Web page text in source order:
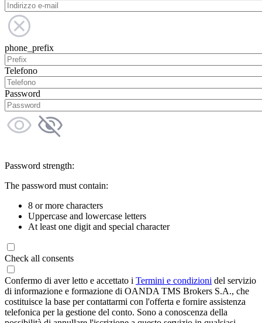
phone_prefix
Telefono
Password
Password strength:
The password must contain:
8 or more characters
Uppercase and lowercase letters
At least one digit and special character
Check all consents
Confermo di aver letto e accettato i Termini e condizioni del servizio
di informazione e formazione di OANDA TMS Brokers S.A., che
costituisce la base per contattarmi con l'offerta e fornire assistenza
telefonica per la gestione del conto. Sono a conoscenza della